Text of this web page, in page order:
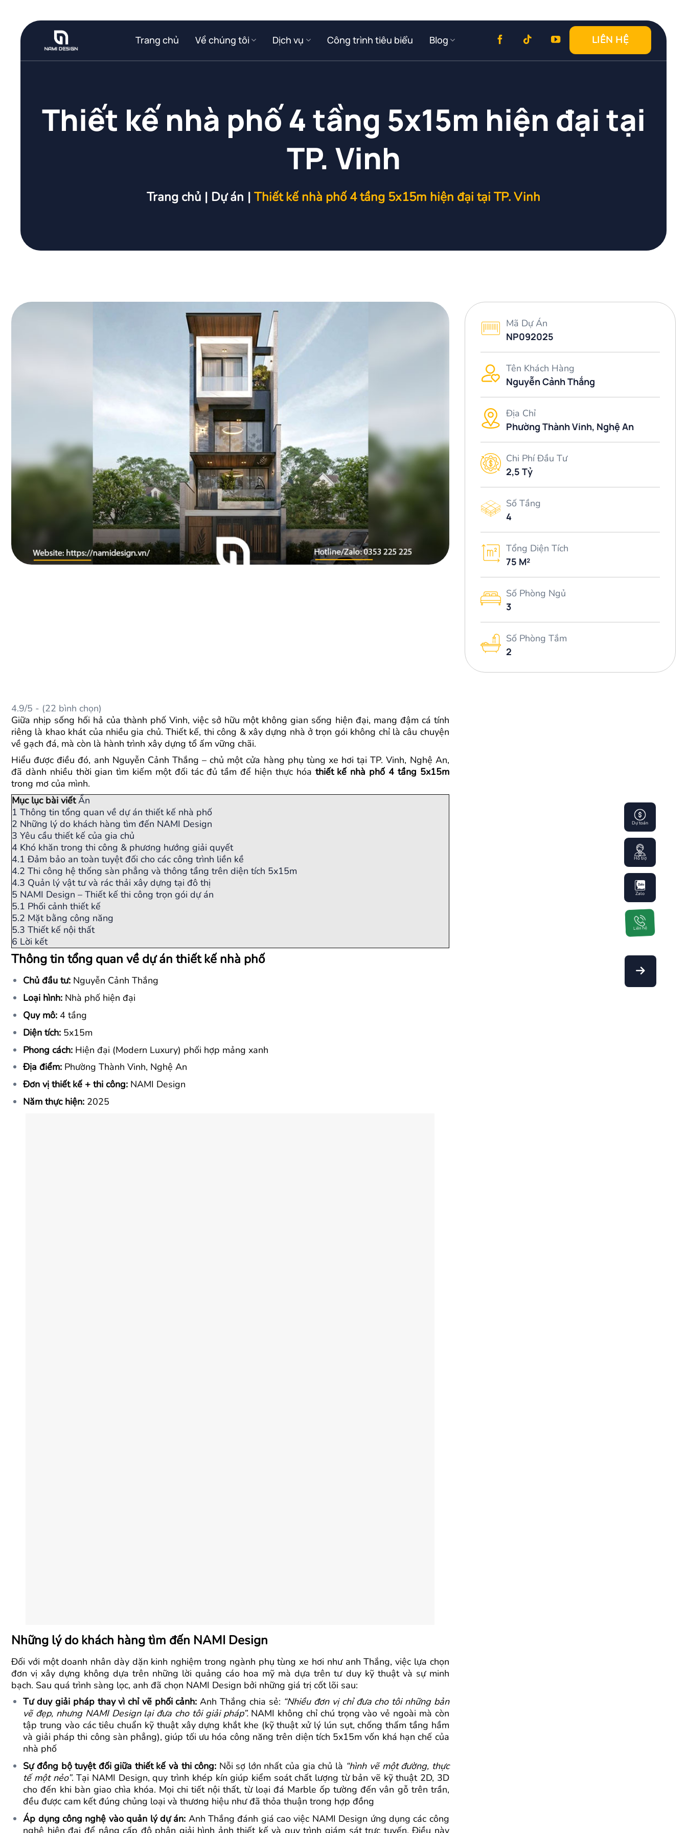
Dự toán
Hỗ trợ
Zalo
Liên hệ
dung
Trang chủ Về chúng tôi Dịch vụ Công trình tiêu biểu Blog LIÊN HỆ
Thiết kế nhà phố 4 tầng 5x15m hiện đại tại
TP. Vinh
Trang chủ | Dự án | Thiết kế nhà phố 4 tầng 5x15m hiện đại tại TP. Vinh
4.9/5 - (22 bình chọn)
Giữa nhịp sống hối hả của thành phố Vinh, việc sở hữu một không gian sống hiện đại, mang đậm cá tính
riêng là khao khát của nhiều gia chủ. Thiết kế, thi công & xây dựng nhà ở trọn gói không chỉ là câu chuyện
về gạch đá, mà còn là hành trình xây dựng tổ ấm vững chãi.
Hiểu được điều đó, anh Nguyễn Cảnh Thắng – chủ một cửa hàng phụ tùng xe hơi tại TP. Vinh, Nghệ An,
đã dành nhiều thời gian tìm kiếm một đối tác đủ tầm để hiện thực hóa thiết kế nhà phố 4 tầng 5x15m
trong mơ của mình.
Mục lục bài viết Ẩn
1 Thông tin tổng quan về dự án thiết kế nhà phố
2 Những lý do khách hàng tìm đến NAMI Design
3 Yêu cầu thiết kế của gia chủ
4 Khó khăn trong thi công & phương hướng giải quyết
4.1 Đảm bảo an toàn tuyệt đối cho các công trình liền kề
4.2 Thi công hệ thống sàn phẳng và thông tầng trên diện tích 5x15m
4.3 Quản lý vật tư và rác thải xây dựng tại đô thị
5 NAMI Design – Thiết kế thi công trọn gói dự án
5.1 Phối cảnh thiết kế
5.2 Mặt bằng công năng
5.3 Thiết kế nội thất
6 Lời kết
Thông tin tổng quan về dự án thiết kế nhà phố
Chủ đầu tư: Nguyễn Cảnh Thắng
Loại hình: Nhà phố hiện đại
Quy mô: 4 tầng
Diện tích: 5x15m
Phong cách: Hiện đại (Modern Luxury) phối hợp mảng xanh
Địa điểm: Phường Thành Vinh, Nghệ An
Đơn vị thiết kế + thi công: NAMI Design
Năm thực hiện: 2025
Những lý do khách hàng tìm đến NAMI Design
Đối với một doanh nhân dày dặn kinh nghiệm trong ngành phụ tùng xe hơi như anh Thắng, việc lựa chọn
đơn vị xây dựng không dựa trên những lời quảng cáo hoa mỹ mà dựa trên tư duy kỹ thuật và sự minh
bạch. Sau quá trình sàng lọc, anh đã chọn NAMI Design bởi những giá trị cốt lõi sau:
Tư duy giải pháp thay vì chỉ vẽ phối cảnh: Anh Thắng chia sẻ: “Nhiều đơn vị chỉ đưa cho tôi những bản
vẽ đẹp, nhưng NAMI Design lại đưa cho tôi giải pháp”.NAMI không chỉ chú trọng vào vẻ ngoài mà còn
tập trung vào các tiêu chuẩn kỹ thuật xây dựng khắt khe (kỹ thuật xử lý lún sụt, chống thấm tầng hầm
và giải pháp thi công sàn phẳng), giúp tối ưu hóa công năng trên diện tích 5x15m vốn khá hạn chế của
nhà phố
Sự đồng bộ tuyệt đối giữa thiết kế và thi công: Nỗi sợ lớn nhất của gia chủ là “hình vẽ một đường, thực
tế một nẻo”. Tại NAMI Design, quy trình khép kín giúp kiểm soát chất lượng từ bản vẽ kỹ thuật 2D, 3D
cho đến khi bàn giao chìa khóa. Mọi chi tiết nội thất, từ loại đá Marble ốp tường đến vân gỗ trên trần,
đều được cam kết đúng chủng loại và thương hiệu như đã thỏa thuận trong hợp đồng
Áp dụng công nghệ vào quản lý dự án: Anh Thắng đánh giá cao việc NAMI Design ứng dụng các công
nghệ hiện đại để nâng cấp độ phân giải hình ảnh thiết kế và quy trình giám sát trực tuyến. Điều này
Mã Dự Án
NP092025
Tên Khách Hàng
Nguyễn Cảnh Thắng
Địa Chỉ
Phường Thành Vinh, Nghệ An
Chi Phí Đầu Tư
2,5 Tỷ
Số Tầng
4
Tổng Diện Tích
75 M²
Số Phòng Ngủ
3
Số Phòng Tắm
2